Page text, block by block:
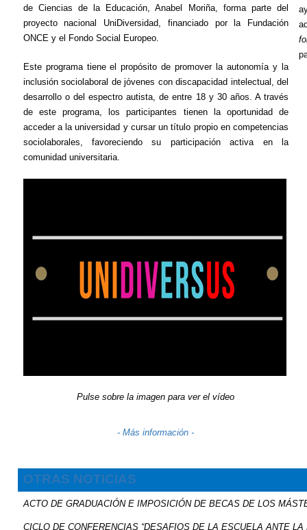
de Ciencias de la Educación, Anabel
Moriña, forma parte del
proyecto nacional UniDiversidad, financiado por la Fundación
ONCE y el Fondo Social Europeo.
Este programa tiene el propósito de promover la autonomía y la
inclusión sociolaboral de jóvenes con discapacidad intelectual, del
desarrollo o del espectro autista, de entre 18 y 30 años. A través
de este programa, los participantes tienen la oportunidad de
acceder a la universidad y cursar un título propio en competencias
sociolaborales, favoreciendo su participación activaen la
comunidad universitaria.
Pulse sobre la imagen para ver el vídeo
- Más información -
OTRAS NOTICIAS
ACTO DE GRADUACIÓN E IMPOSICIÓN DE BECAS DE LOS
CICLO DE CONFERENCIAS “DESAFIOS DE LA ESCUELA ANTE LA